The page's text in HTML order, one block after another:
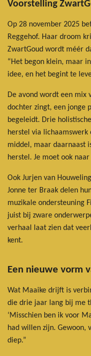
Voorstelling
Op 28 november 2025
Reggehof. Haar droom
ZwartGoud wordt méér
“Het begon klein, maar
idee, en het begint te
De avond wordt een mix
dochter zingt, een jonge
begeleidt. Drie
herstel via lichaamswerk
middel, maar daarnaast
herstel. Je moet ook
Ook Jurjen van
Jonne ter Braak delen
muzikale ondersteuning
juist bij zware
verhaal laat zien dat
kent.
Een nieuwe vorm
Wat Maaike drijft is
die drie jaar lang bij me
‘Misschien ben ik voor
had willen zijn. Gewoon,
diep.”